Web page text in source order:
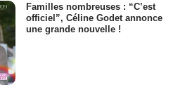
Familles nombreuses : “C’est
officiel”, Céline Godet annonce
une grande nouvelle !